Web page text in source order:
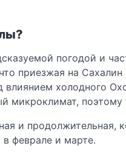
погодой и
приезжая на
влиянием холодного
микроклимат,
и продолжительная,
феврале и марте.